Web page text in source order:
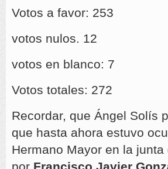
Votos a favor: 253
votos nulos. 12
votos en blanco: 7
Votos totales: 272
Recordar, que Ángel Solís
que hasta ahora estuvo
Hermano Mayor en la